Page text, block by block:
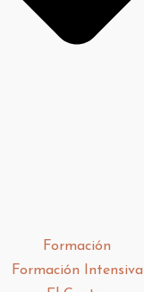
Formación
Formación Intensiva